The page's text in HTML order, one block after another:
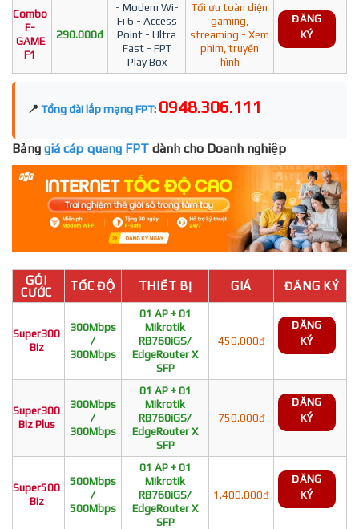
Combo
F-
GAME
F1
290.000đ
- Modem Wi-
Fi 6 - Access
Point - Ultra
Fast - FPT
Play Box
Tối ưu toàn diện
gaming,
streaming - Xem
phim, truyền
hình
ĐĂNG
KÝ
📍 Tổng đài lắp mạng FPT: 0948.306.111
Bảng giá cáp quang FPT dành cho Doanh nghiệp
GÓI
CƯỚC
TỐC ĐỘ THIẾT BỊ GIÁ ĐĂNG KÝ
Super300
Biz
300Mbps
/
300Mbps
01 AP + 01
Mikrotik
RB760iGS/
EdgeRouter X
SFP
450.000đ
ĐĂNG
KÝ
Super300
Biz Plus
300Mbps
/
300Mbps
01 AP + 01
Mikrotik
RB760iGS/
EdgeRouter X
SFP
750.000đ
ĐĂNG
KÝ
Super500
Biz
500Mbps
/
500Mbps
01 AP + 01
Mikrotik
RB760iGS/
EdgeRouter X
SFP
1.400.000đ
ĐĂNG
KÝ